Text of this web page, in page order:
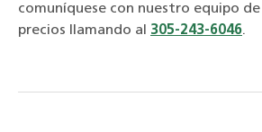
comuníquese con nuestro equipo
precios llamando al 305-243-6046.